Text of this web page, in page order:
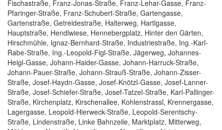
Fischastraße, Franz-Jonas-Straße, Franz-Lehar-Gasse, Franz-
Pfaringer-Straße, Franz-Schubert-Straße, Gartengasse,
Gartenstraße, Getreidestraße, Halterweg, Hartlgasse,
Hauptstraße, Hendlwiese, Hennebergplatz, Hinter den Gärten,
Hirschmühle, Ignaz-Bernhard-Straße, Industriestraße, Ing.-Karl-
Rabe-Straße, Ing.-Leopold-Figl-Straße, Jägerweg, Johannes-
Heigl-Gasse, Johann-Haider-Gasse, Johann-Harruck-Straße,
Johann-Pauer-Straße, Johann-Strauß-Straße, Johann-Zisser-
Straße, Josef-Haydn-Gasse, Josef-Knötzl-Gasse, Josef-Lanner-
Straße, Josef-Schiefer-Straße, Josef-Tatzel-Straße, Karl-Pallinger-
Straße, Kirchenplatz, Kirschenallee, Kohlenstrassl, Krennergasse,
Lagergasse, Leopold-Hierweck-Straße, Leopold-Serentschy-
Straße, Lindenstraße, Linke Bahnzeile, Marktplatz, Mitterweg,